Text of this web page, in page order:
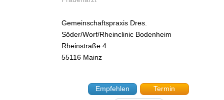
Gemeinschaftspraxis Dres.
Söder/Worf/Rheinclinic Bodenheim
Rheinstraße 4
55116 Mainz
Empfehlen
Termin